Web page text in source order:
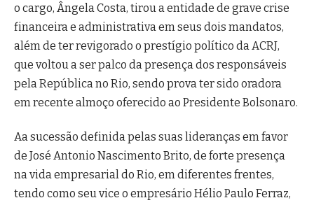
o cargo, Ângela Costa, tirou a entidade de grave crise
financeira e administrativa em seus dois mandatos,
além de ter revigorado o prestígio político da ACRJ,
que voltou a ser palco da presença dos responsáveis
pela República no Rio, sendo prova ter sido oradora
em recente almoço oferecido ao Presidente Bolsonaro.
Aa sucessão definida pelas suas lideranças em favor
de José Antonio Nascimento Brito, de forte presença
na vida empresarial do Rio, em diferentes frentes,
tendo como seu vice o empresário Hélio Paulo Ferraz,